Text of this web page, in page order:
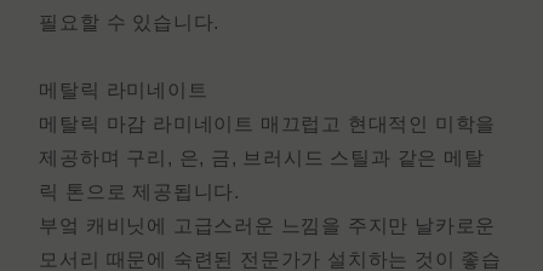
필요할 수 있습니다.
메탈릭 라미네이트
메탈릭 마감 라미네이트 매끄럽고 현대적인 미학을
제공하며 구리, 은, 금, 브러시드 스틸과 같은 메탈
릭 톤으로 제공됩니다.
부엌 캐비닛에 고급스러운 느낌을 주지만 날카로운
모서리 때문에 숙련된 전문가가 설치하는 것이 좋습